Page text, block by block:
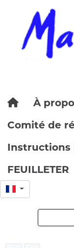
FEUILLETER
À
Comité de
Instructions